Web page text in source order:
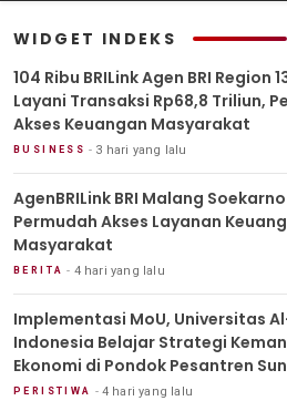
WIDGET INDEKS
104 Ribu BRILink Agen BRI Region
Layani Transaksi Rp68,8 Triliun,
Akses Keuangan Masyarakat
BUSINESS 3 hari yang lalu
AgenBRILink BRI Malang
Permudah Akses Layanan
Masyarakat
BERITA 4 hari yang lalu
Implementasi MoU, Universitas
Indonesia Belajar Strategi
Ekonomi di Pondok Pesantren
Lamongan
PERISTIWA 4 hari yang lalu